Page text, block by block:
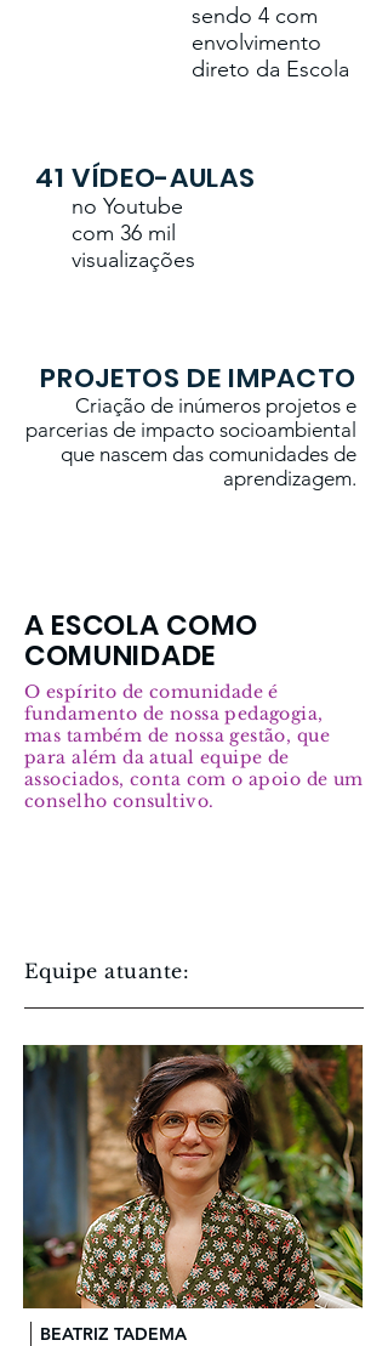
sendo 4 com
envolvimento
direto da Escola
no Youtube
com 36 mil
visualizações
41 VÍDEO-AULAS
PROJETOS DE IMPACTO
Criação de inúmeros projetos e
parcerias de impacto socioambiental
que nascem das comunidades de
aprendizagem.
O espírito de comunidade é
fundamento de nossa pedagogia,
mas também de nossa gestão, que
para além da atual equipe de
associados, conta com o apoio de um
conselho consultivo.
A ESCOLA COMO
COMUNIDADE
Equipe atuante:
BEATRIZ TADEMA